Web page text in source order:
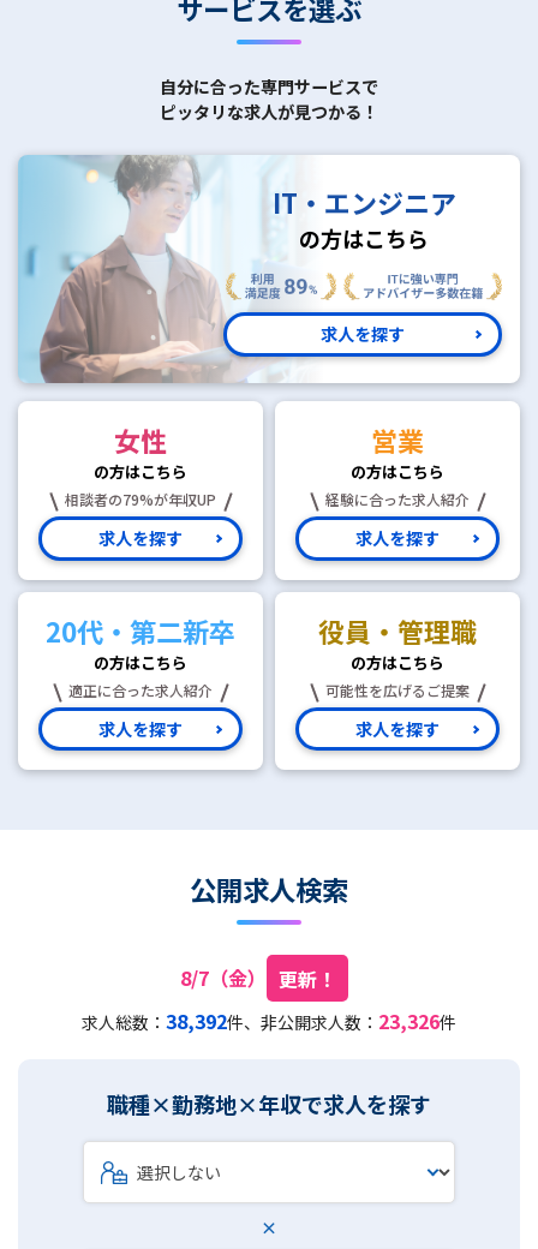
サービスを選ぶ
自分に合った専門サービスで
ピッタリな求人が見つかる！
IT・エンジニア
の方はこちら
求人を探す
女性
の方はこちら
相談者の79%が年収UP
求人を探す
営業
の方はこちら
経験に合った求人紹介
求人を探す
20代・第二新卒
の方はこちら
適正に合った求人紹介
求人を探す
役員・管理職
の方はこちら
可能性を広げるご提案
求人を探す
公開求人検索
8/7（金） 更新！
求人総数： 38,392件、非公開求人数： 23,326件
職種×勤務地×年収で求人を探す
×